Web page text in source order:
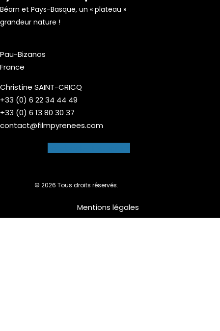
Béarn et Pays-Basque, un « plateau »
grandeur nature !
Pau-Bizanos
France
Christine SAINT-CRICQ
+33 (0) 6 22 34 44 49
+33 (0) 6 13 80 30 37
contact@filmpyrenees.com
© 2026 Tous droits réservés.
Mentions légales